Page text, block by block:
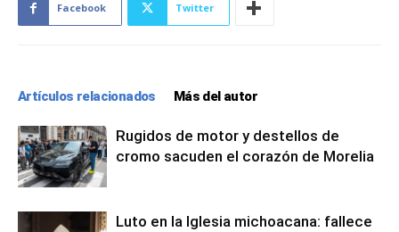
Facebook Twitter
Artículos relacionados Más del autor
Rugidos de motor y destellos de
cromo sacuden el corazón de Morelia
Luto en la Iglesia michoacana: fallece